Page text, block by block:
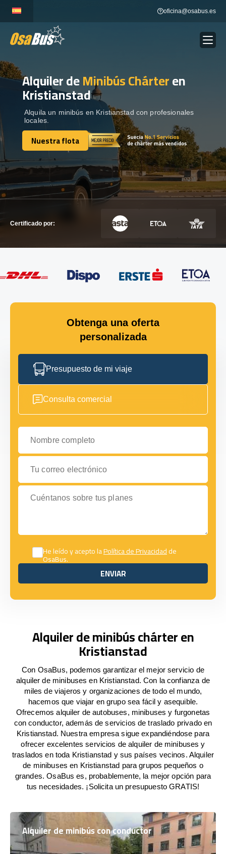
content
oficina@osabus.es
ALQUILER DE AUTOCARES Show dropdown
DESTINOS
RECORRIDAS Show dropdown
Alquiler deMinibús Chárteren
Kristianstad
Alquila un minibús en Kristianstad con profesionales
locales.
Nuestra flota
Nuestra flota
Certificado por:
Obtenga una oferta
personalizada
Presupuesto de mi viaje
Consulta comercial
Nombre completo
Tu correo electrónico
Cuéntanos sobre tus planes
He leído y acepto laPolítica de Privacidadde
OsaBus.
ENVIAR
ENVIAR
Alquiler de minibús chárter en
Kristianstad
Con OsaBus, podemos garantizar el mejor servicio de
alquiler de minibuses en Kristianstad. Con la confianza de
miles de viajeros y organizaciones de todo el mundo,
hacemos que viajar en grupo sea fácil y asequible.
Ofrecemos alquiler de autobuses, minibuses y furgonetas
con conductor, además de servicios de traslado privado en
Kristianstad. Nuestra empresa sigue expandiéndose para
ofrecer excelentes servicios de alquiler de minibuses y
traslados en toda Kristianstad y sus países vecinos. Alquiler
de minibuses en Kristianstad para grupos pequeños o
grandes. OsaBus es, probablemente, la mejor opción para
tus necesidades. ¡Solicita un presupuesto GRATIS!
Alquiler de minibús con conductor